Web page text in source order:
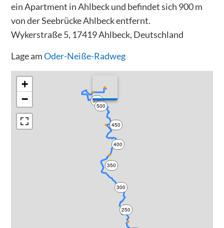
ein Apartment in Ahlbeck und befindet sich 900 m
von der Seebrücke Ahlbeck entfernt.
Wykerstraße 5, 17419 Ahlbeck, Deutschland
Lage amOder-Neiße-Radweg
250
300
350
400
450
500
550
+
−